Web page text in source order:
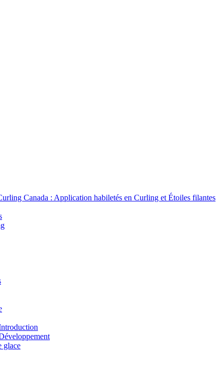
Canada : Application habiletés en Curling et Étoiles filantes
glace